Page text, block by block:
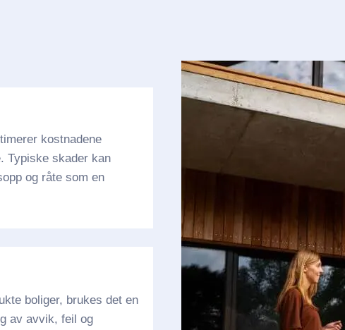
kostnadene
Typiske skader kan
og råte som en
boliger, brukes det en
av avvik, feil og